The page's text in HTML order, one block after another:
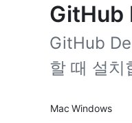
GitHub
GitHub
할 때 설치
Platform
Mac Windows